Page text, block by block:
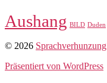
Aushang BILD Duden
© 2026 Sprachverhunzung
Präsentiert von WordPress